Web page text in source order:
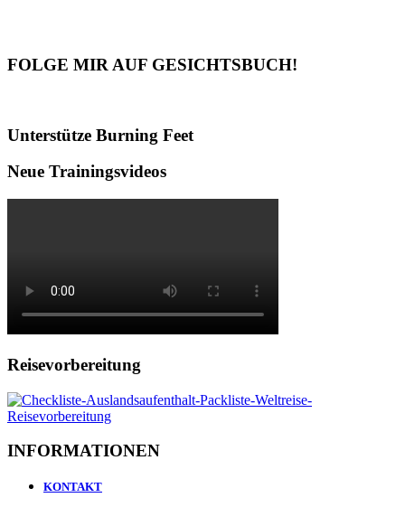
FOLGE MIR AUF GESICHTSBUCH!
Unterstütze Burning Feet
Neue Trainingsvideos
Reisevorbereitung
INFORMATIONEN
KONTAKT